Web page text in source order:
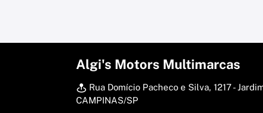
Algi's Motors Multimarcas
Rua Domício Pacheco e Silva, 1217 -
CAMPINAS/SP